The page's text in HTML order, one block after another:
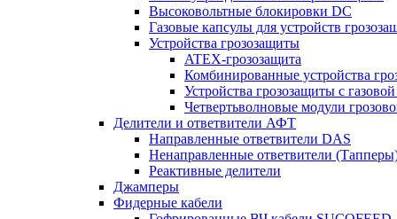
Высоковольтные блокировки DC
Газовые капсулы для устройств
Устройства грозозащиты
ATEX-грозозащита
Комбинированные устройства
Устройства грозозащиты с
Четвертьволновые модули
Делители и ответвители АФТ
Направленные ответвители DAS
Ненаправленные ответвители
Реактивные делители
Джамперы
Фидерные кабели